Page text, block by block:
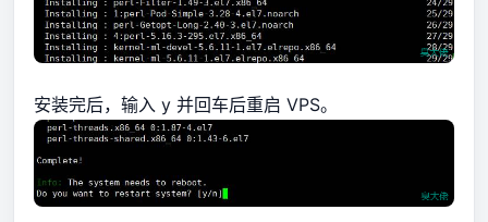
安装完后，输入 y 并回车后重启 VPS。